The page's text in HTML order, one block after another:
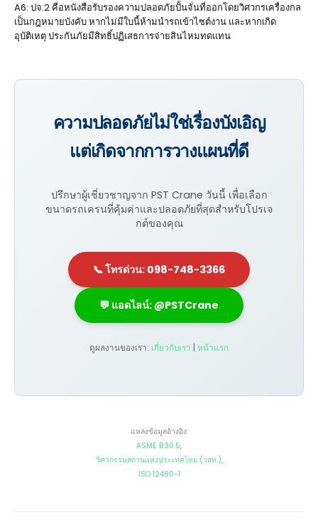
A6: ปจ.2 คือหนังสือรับรองความปลอดภัยปั้นจั่นที่ออกโดยวิศวกรเครื่องกล
เป็นกฎหมายบังคับ หากไม่มีใบนี้ห้ามนำรถเข้าไซต์งาน และหากเกิด
อุบัติเหตุ ประกันภัยมีสิทธิ์ปฏิเสธการจ่ายสินไหมทดแทน
ความปลอดภัยไม่ใช่เรื่องบังเอิญ
แต่เกิดจากการวางแผนที่ดี
ปรึกษาผู้เชี่ยวชาญจาก PST Crane วันนี้ เพื่อเลือก
ขนาดรถเครนที่คุ้มค่าและปลอดภัยที่สุดสำหรับโปรเจ
กต์ของคุณ
📞 โทรด่วน: 098-748-3366
💬 แอดไลน์: @PSTCrane
ดูผลงานของเรา: เกี่ยวกับเรา หน้าแรก
แหล่งข้อมูลอ้างอิง:
ASME B30.5,
วิศวกรรมสถานแห่งประเทศไทย (วสท.),
ISO 12480-1